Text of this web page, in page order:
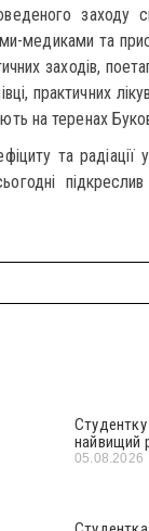
заходу
медиками та
заходів,
практичних
на теренах
та радіації
найвищий
05.08.2026